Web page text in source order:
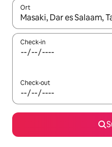
Ort
Wenn Ergebnisse
Check-in
Check-out